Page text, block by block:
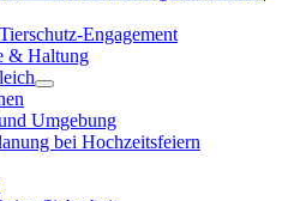
Engagement
& Haltung
Umgebung
bei Hochzeitsfeiern